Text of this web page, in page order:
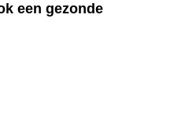
een gezonde